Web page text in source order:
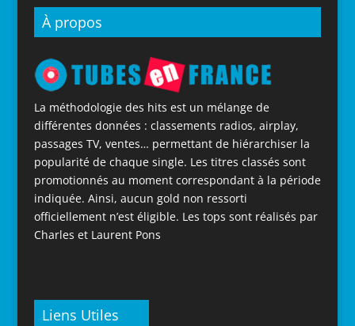
À propos
La méthodologie des hits est un mélange de
différentes données : classements radios, airplay,
passages TV, ventes… permettant de hiérarchiser la
popularité de chaque single. Les titres classés sont
promotionnés au moment correspondant à la période
indiquée. Ainsi, aucun gold non ressorti
officiellement n’est éligible. Les tops sont réalisés par
Charles et Laurent Pons
Liens Utiles